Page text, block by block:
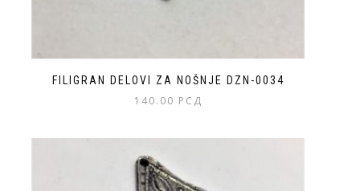
FILIGRAN DELOVI ZA NOŠNJE DZN-0034
140.00 РСД